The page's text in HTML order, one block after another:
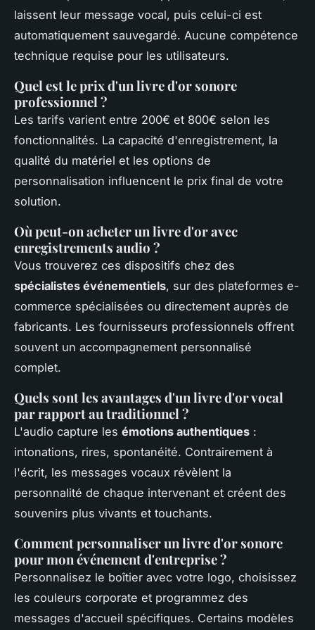
laissent leur message vocal, puis celui-ci est
automatiquement sauvegardé. Aucune compétence
technique requise pour les utilisateurs.
Quel est le prix d'un livre d'or sonore
professionnel ?
Les tarifs varient entre 200€ et 800€ selon les
fonctionnalités. La capacité d'enregistrement, la
qualité du matériel et les options de
personnalisation influencent le prix final de votre
solution.
Où peut-on acheter un livre d'or avec
enregistrements audio ?
Vous trouverez ces dispositifs chez des
spécialistes événementiels, sur des plateformes e-
commerce spécialisées ou directement auprès de
fabricants. Les fournisseurs professionnels offrent
souvent un accompagnement personnalisé
complet.
Quels sont les avantages d'un livre d'or vocal
par rapport au traditionnel ?
L'audio capture les émotions authentiques :
intonations, rires, spontanéité. Contrairement à
l'écrit, les messages vocaux révèlent la
personnalité de chaque intervenant et créent des
souvenirs plus vivants et touchants.
Comment personnaliser un livre d'or sonore
pour mon événement d'entreprise ?
Personnalisez le boîtier avec votre logo, choisissez
les couleurs corporate et programmez des
messages d'accueil spécifiques. Certains modèles